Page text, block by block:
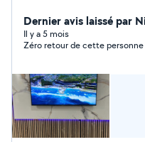
"tous corps d'état" me
l'intégralité de vos
multiplier les intervenants. Mon expertise à votre
peinture, des
et des finitions murales. Technique : Interventions en
électricité et plomberie
dépannage). Aménagement : Menuiserie, montage de
cuisines et optimisation d'espace.
Dernier avis laissé par
Il y a 5 mois
Zéro retour de cette personne